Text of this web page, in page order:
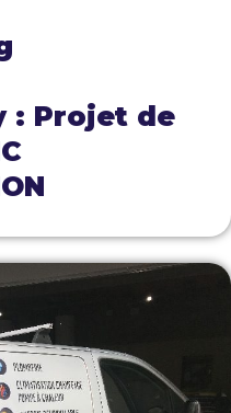
: Projet de